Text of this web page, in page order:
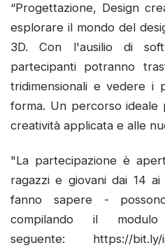
“Progettazione, Design
esplorare il mondo del
3D. Con l'ausilio di
partecipanti potranno
tridimensionali e vedere i
forma. Un percorso ideale
creatività applicata e alle
"La partecipazione è
ragazzi e giovani dai 14
fanno sapere -
compilando il
seguente: https://bit.ly/